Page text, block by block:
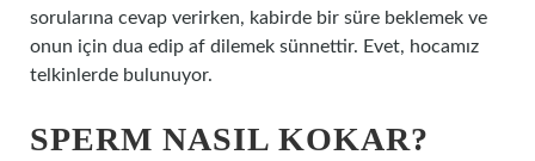
sorularına cevap verirken, kabirde bir süre beklemek ve
onun için dua edip af dilemek sünnettir. Evet, hocamız
telkinlerde bulunuyor.
SPERM NASIL KOKAR?